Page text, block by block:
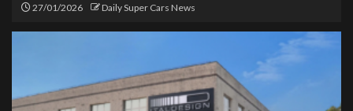
27/01/2026 Daily Super Cars News